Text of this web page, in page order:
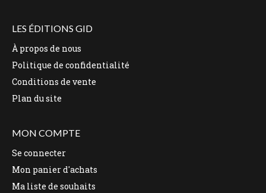
LES ÉDITIONS GID
À propos de nous
Politique de confidentialité
Conditions de vente
Plan du site
MON COMPTE
Se connecter
Mon panier d'achats
Ma liste de souhaits